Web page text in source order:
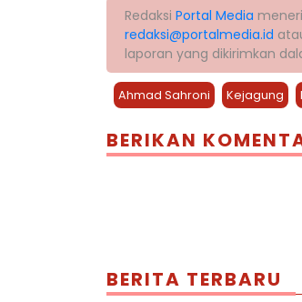
Redaksi Portal Media
redaksi@portalmedia.id
laporan yang dikirimkan
Ahmad Sahroni Kejagung
BERIKAN
BERITA TERBARU